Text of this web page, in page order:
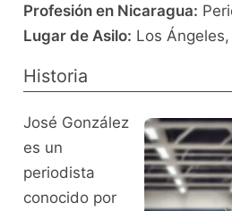
Profesión en Nicaragua:
Lugar de Asilo: Los
Historia
José González
es un
periodista
conocido por